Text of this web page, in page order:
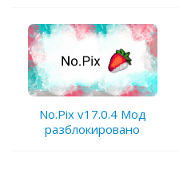
No.Pix v17.0.4 Мод
разблокировано